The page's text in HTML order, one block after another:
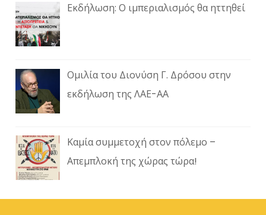
Εκδήλωση: Ο ιμπεριαλισμός θα ηττηθεί
Ομιλία του Διονύση Γ. Δρόσου στην
εκδήλωση της ΛΑΕ-ΑΑ
Καμία συμμετοχή στον πόλεμο –
Απεμπλοκή της χώρας τώρα!